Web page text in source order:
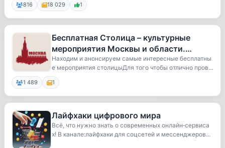
816 18 029 1
Бесплатная Столица – культурные
мероприятия Москвы и области.
Афиша концерты выставки спектакли
мюзи
Находим и анонсируем самые интересные бесплатны
е мероприятия столицыДля того чтобы отлично прове
с...
1 489 1
Лайфхаки цифрового мира
Всё, что нужно знать о современных онлайн‑сервиса
х! В канале:лайфхаки для соцсетей и мессенджеров...